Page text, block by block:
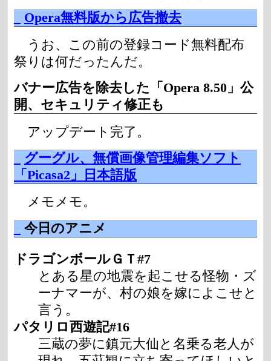
Opera無料版から広告撤去
うお、この前の登録コード無料配布
祭りは何だったんだ。
バナー広告を除去した「Opera 8.50」公
開、セキュリティ修正も
アップデート完了。
グーグル、無償画像管理編集ソフト
「Picasa2」日本語版
メモメモ。
今日のアニメ
ドラゴンボールＧＴ#7
とある星の地震を起こせる怪物・ズ
ーナマーが、村の娘を嫁によこせと
言う。
パタリロ西遊記#16
三蔵の夢に鎮元大仙と名乗る老人が